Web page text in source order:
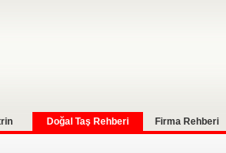
Doğal Taş Rehberi Firma Rehberi